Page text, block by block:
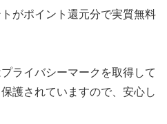
がポイント還元分で実質無料
プライバシーマークを取得して
護されていますので、安心し